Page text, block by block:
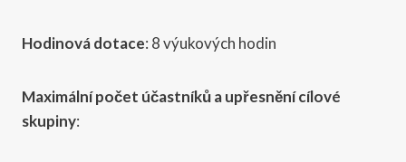
Hodinová dotace: 8 výukových hodin
Maximální počet účastníků a upřesnění cílové
skupiny: